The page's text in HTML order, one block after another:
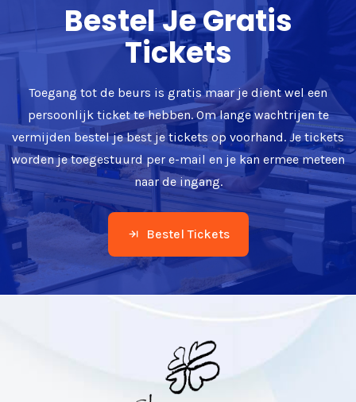
Bestel Je Gratis
Tickets
Toegang tot de beurs is gratis maar je dient wel een
persoonlijk ticket te hebben. Om lange wachtrijen te
vermijden bestel je best je tickets op voorhand. Je tickets
worden je toegestuurd per e-mail en je kan ermee meteen
naar de ingang.
Bestel Tickets